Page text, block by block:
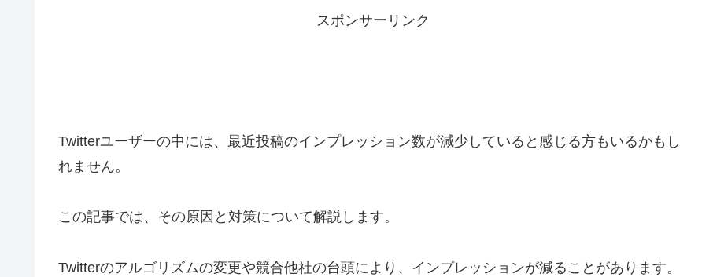
スポンサーリンク
Twitterユーザーの中には、最近投稿のインプレッション数が減少していると感じる方もいるかもし
れません。
この記事では、その原因と対策について解説します。
Twitterのアルゴリズムの変更や競合他社の台頭により、インプレッションが減ることがあります。